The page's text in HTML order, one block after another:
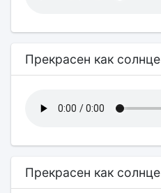
Прекрасен как солнце
Прекрасен как солнце